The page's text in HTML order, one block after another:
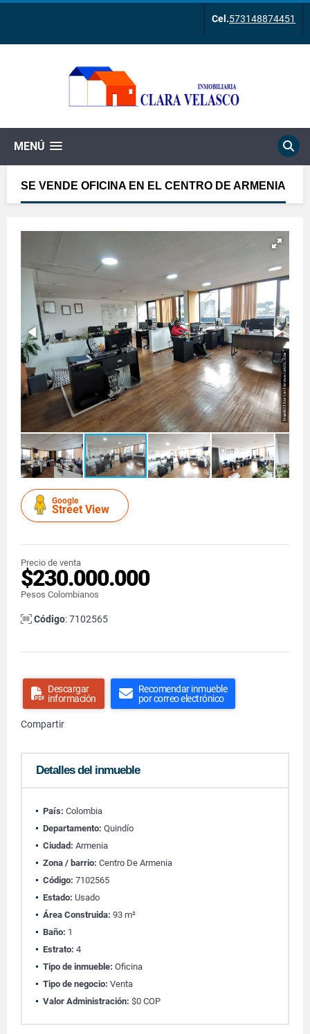
Cel.573148874451
MENÚ
SE VENDE OFICINA EN EL CENTRO DE ARMENIA
Google
Street View
Precio de venta
$230.000.000
Pesos Colombianos
Código: 7102565
Descargar
información
Recomendar inmueble
por correo electrónico
Compartir
Detalles del inmueble
País: Colombia
Departamento: Quindío
Ciudad: Armenia
Zona / barrio: Centro De Armenia
Código: 7102565
Estado: Usado
Área Construida: 93 m²
Baño: 1
Estrato: 4
Tipo de inmueble: Oficina
Tipo de negocio: Venta
Valor Administración: $0 COP